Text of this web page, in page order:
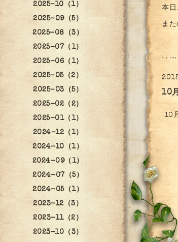
本日
ま
10
10
2025-10（1）
2025-09（5）
2025-08（3）
2025-07（1）
2025-06（1）
2025-05（2）
2025-03（5）
2025-02（2）
2025-01（1）
2024-12（1）
2024-10（1）
2024-09（1）
2024-07（5）
2024-05（1）
2023-12（3）
2023-11（2）
2023-10（3）